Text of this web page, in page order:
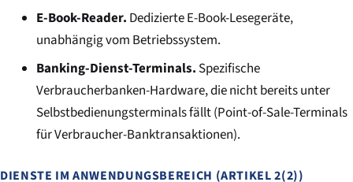
E-Book-Reader. Dedizierte E-Book-Lesegeräte,
unabhängig vom Betriebssystem.
Banking-Dienst-Terminals. Spezifische
Verbraucherbanken-Hardware, die nicht bereits unter
Selbstbedienungsterminals fällt (Point-of-Sale-Terminals
für Verbraucher-Banktransaktionen).
DIENSTE IM ANWENDUNGSBEREICH (ARTIKEL 2(2))